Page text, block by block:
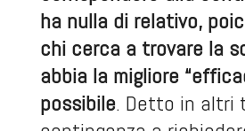
ha nulla di relativo,
chi cerca a trovare la
abbia la migliore
possibile. Detto in altri